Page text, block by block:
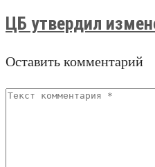
ЦБ утвердил
Оставить комментарий